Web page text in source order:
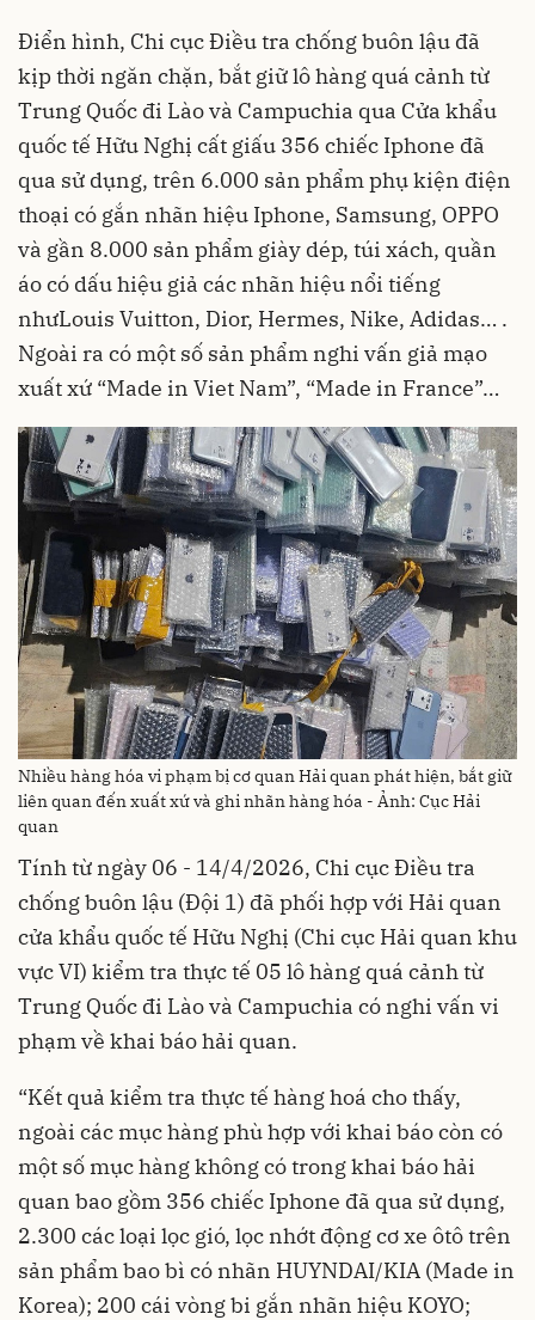
Điển hình, Chi cục Điều tra chống buôn lậu đã
kịp thời ngăn chặn, bắt giữ lô hàng quá cảnh từ
Trung Quốc đi Lào và Campuchia qua Cửa khẩu
quốc tế Hữu Nghị cất giấu 356 chiếc Iphone đã
qua sử dụng, trên 6.000 sản phẩm phụ kiện điện
thoại có gắn nhãn hiệu Iphone, Samsung, OPPO
và gần 8.000 sản phẩm giày dép, túi xách, quần
áo có dấu hiệu giả các nhãn hiệu nổi tiếng
nhưLouis Vuitton, Dior, Hermes, Nike, Adidas… .
Ngoài ra có một số sản phẩm nghi vấn giả mạo
xuất xứ “Made in Viet Nam”, “Made in France”…
Nhiều hàng hóa vi phạm bị cơ quan Hải quan phát hiện, bắt giữ
liên quan đến xuất xứ và ghi nhãn hàng hóa - Ảnh: Cục Hải
quan
Tính từ ngày 06 - 14/4/2026, Chi cục Điều tra
chống buôn lậu (Đội 1) đã phối hợp với Hải quan
cửa khẩu quốc tế Hữu Nghị (Chi cục Hải quan khu
vực VI) kiểm tra thực tế 05 lô hàng quá cảnh từ
Trung Quốc đi Lào và Campuchia có nghi vấn vi
phạm về khai báo hải quan.
“Kết quả kiểm tra thực tế hàng hoá cho thấy,
ngoài các mục hàng phù hợp với khai báo còn có
một số mục hàng không có trong khai báo hải
quan bao gồm 356 chiếc Iphone đã qua sử dụng,
2.300 các loại lọc gió, lọc nhớt động cơ xe ôtô trên
sản phẩm bao bì có nhãn HUYNDAI/KIA (Made in
Korea); 200 cái vòng bi gắn nhãn hiệu KOYO;